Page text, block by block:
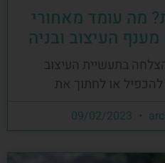
מה עומד מאחורי
העיצוב ובניה
בתעשיית העיצוב
להכפיל או לחתוך את